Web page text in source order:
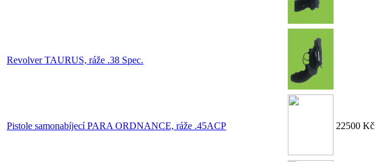
Revolver TAURUS, ráže .38 Spec.
Pistole samonabíjecí PARA ORDNANCE, ráže .45ACP 22500 Kč